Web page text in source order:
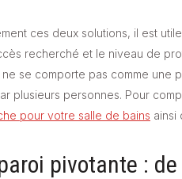
ces deux solutions, il est
recherché et le niveau de
se comporte pas comme une
plusieurs personnes. Pour
pour votre salle de bains ainsi
pivotante :